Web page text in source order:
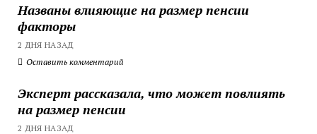
Названы влияющие на размер пенсии
факторы
2 ДНЯ НАЗАД
Оставить комментарий
Эксперт рассказала, что может повлиять
на размер пенсии
2 ДНЯ НАЗАД